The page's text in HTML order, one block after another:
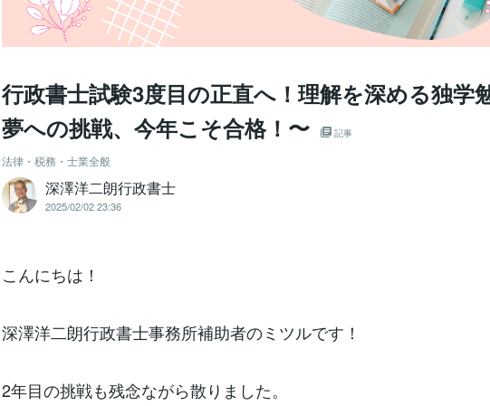
行政書士試験3度目の正直へ！理解を深める独学
夢への挑戦、今年こそ合格！〜
記事
法律・税務・士業全般
深澤洋二朗行政書士
2025/02/02 23:36
こんにちは！
深澤洋二朗行政書士事務所補助者のミツルです！
2年目の挑戦も残念ながら散りました。